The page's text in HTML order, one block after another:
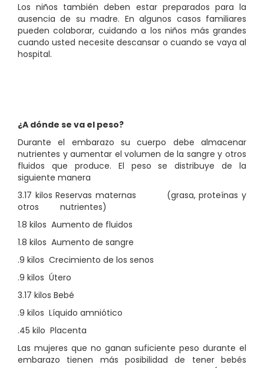
Los niños también deben estar preparados para la
ausencia de su madre. En algunos casos familiares
pueden colaborar, cuidando a los niños más grandes
cuando usted necesite descansar o cuando se vaya al
hospital.
¿A dónde se va el peso?
Durante el embarazo su cuerpo debe almacenar
nutrientes y aumentar el volumen de la sangre y otros
fluidos que produce. El peso se distribuye de la
siguiente manera
3.17 kilos Reservas maternas (grasa, proteínas y
otros nutrientes)
1.8 kilos Aumento de fluidos
1.8 kilos Aumento de sangre
.9 kilos Crecimiento de los senos
.9 kilos Útero
3.17 kilos Bebé
.9 kilos Líquido amniótico
.45 kilo Placenta
Las mujeres que no ganan suficiente peso durante el
embarazo tienen más posibilidad de tener bebés